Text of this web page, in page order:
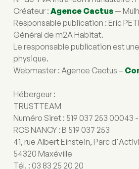
Créateur : Agence Cactus —
Responsable publication : Eric
Général de m2A Habitat.
Le responsable publication est
physique.
Webmaster : Agence Cactus –
Hébergeur :
TRUSTTEAM
Numéro Siret : 519 037 253 00043 -
RCS NANCY : B 519 037 253
41, rue Albert Einstein, Parc
54320 Maxéville
Tél. : 03 83 25 20 20